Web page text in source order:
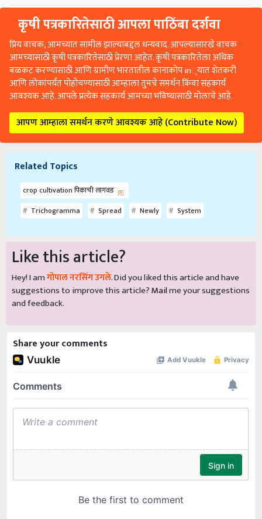
कृषी पत्रकारितेसाठी आपला पाठिंबा दर्शवा
प्रिय वाचक, आमच्यात सामील झाल्याबद्दल धन्यवाद. आपल्यासारखे वाचक
आमच्यासाठी कृषी पत्रकारितेसाठी प्रेरणा आहेत. कृषी पत्रकारितेला अधिक
बळकट करण्यासाठी आणि ग्रामीण भारतातील कानाकोप in्यात शेतकरी
आणि लोकांपर्यंत पोहोचण्यासाठी आम्हाला तुमचे समर्थन किंवा सहकार्य
आवश्यक आहे. आपले प्रत्येक सहकार्य आमच्या भविष्यासाठी मोलाचे आहे.
आपण आम्हाला समर्थन करणे आवश्यक आहे (Contribute Now)
Related Topics
crop cultivation पिकाची लागवड
Trichogramma
Spread Newly System
Like this article?
Hey! I amगोपाल नरसिंग उगले. Did you liked this article and have
suggestions to improve this article?Mailme your suggestions
and feedback.
Share your comments